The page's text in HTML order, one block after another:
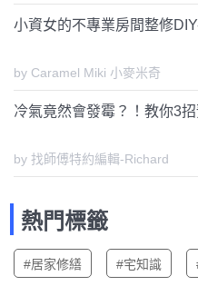
小資女的不專業房間整修
by Caramel Miki 小麥米奇
冷氣竟然會發霉？！教你3
by 找師傅特約編輯-Richard
熱門標籤
#居家修繕 #宅知識